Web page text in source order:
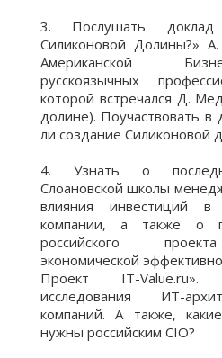
3. Послушать
Силиконовой Долины?»
Американской
русскоязычных
которой встречался Д.
долине). Поучаствовать в
ли создание Силиконовой
4. Узнать о
Слоановской школы
влияния инвестиций
компании, а также о
российского
экономической
Проект IT-
исследования ИТ-
компаний. А также,
нужны российским CIO?